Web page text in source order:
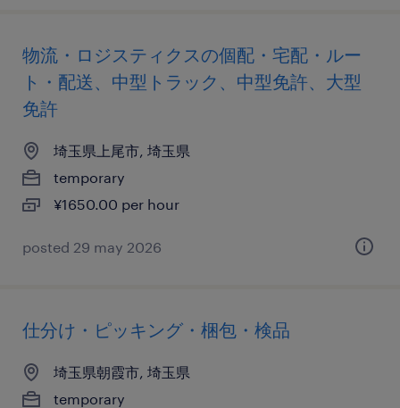
物流・ロジスティクスの個配・宅配・ルー
ト・配送、中型トラック、中型免許、大型
免許
埼玉県上尾市, 埼玉県
temporary
¥1650.00 per hour
posted 29 may 2026
仕分け・ピッキング・梱包・検品
埼玉県朝霞市, 埼玉県
temporary